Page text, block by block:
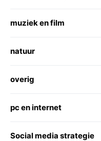
muziek en film
natuur
overig
pc en internet
Social media strategie